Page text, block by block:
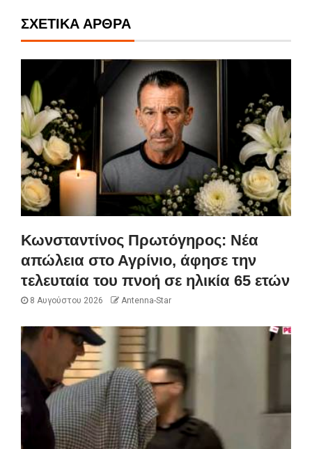
ΣΧΕΤΙΚΆ ΆΡΘΡΑ
Κωνσταντίνος Πρωτόγηρος: Νέα
απώλεια στο Αγρίνιο, άφησε την
τελευταία του πνοή σε ηλικία 65 ετών
8 Αυγούστου 2026 Antenna-Star